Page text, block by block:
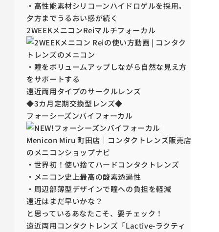
・高性能素材シリコーンハイドロゲルを採用。
夕方までうるおい感が続く
2WEEKメニコンReiマルチフォーカル
・瞳をボリュームアップしながら自然な見え方
をサポートする
遠近両用タイプのサークルレンズ
◆3カ月定期交換型レンズ◆
フォーシーズンバイフォーカル
・世界初！使い捨てハードコンタクトレンズ
・メニコン史上最高の酸素透過性
・周辺部薄型デザインで瞳への負担を軽減
遠近はまだ早いかな？
と思っているあなたこそ、要チェック！
遠近両用コンタクトレンズ「Lactive-ラクティ